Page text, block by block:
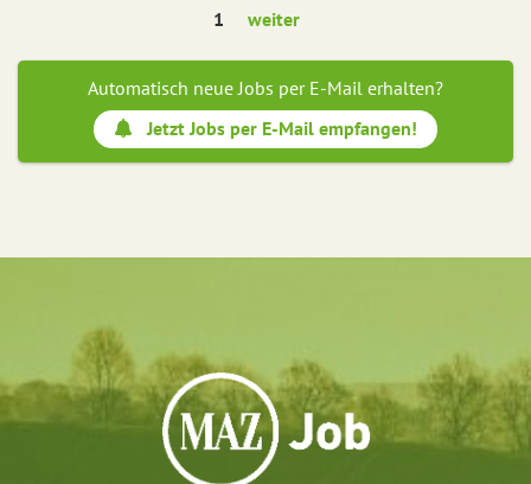
1 weiter
Automatisch neue Jobs per E-Mail erhalten?
Jetzt Jobs per E-Mail empfangen!